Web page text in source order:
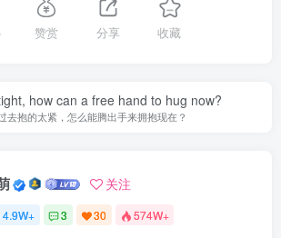
赞赏 分享 收藏
how can a free hand to hug now?
去抱的太紧，怎么能腾出手来拥抱现在？
关注
4.9W+ 3 30 574W+